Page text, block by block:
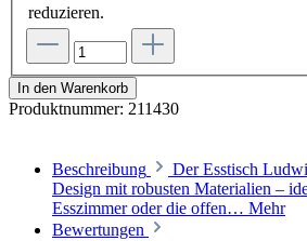
reduzieren.
In den Warenkorb
Produktnummer: 211430
Beschreibung
Der Esstisch
Design mit robusten Materialien –
Esszimmer oder die offen… Mehr
Bewertungen